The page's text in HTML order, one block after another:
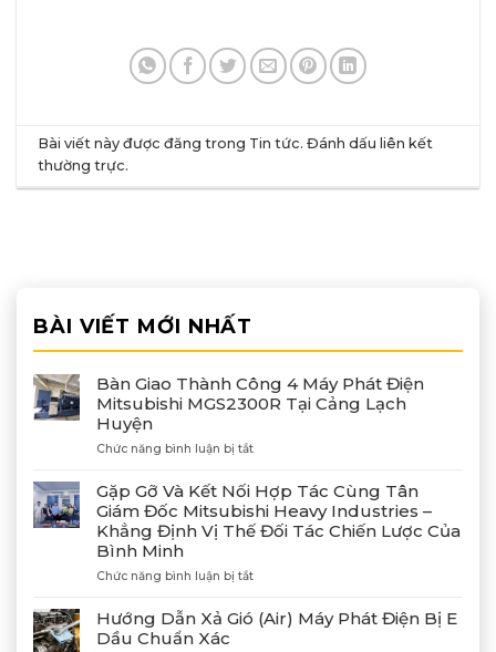
Bài viết này được đăng trong Tin tức. Đánh dấu liên kết
thường trực.
BÀI VIẾT MỚI NHẤT
Bàn Giao Thành Công 4 Máy Phát Điện
Mitsubishi MGS2300R Tại Cảng Lạch
Huyện
Chức năng bình luận bị tắtở
Giao
Thành
Công
4
Phát
MGS2300R
Gặp Gỡ Và Kết Nối Hợp Tác Cùng Tân
Giám Đốc Mitsubishi Heavy Industries –
Khẳng Định Vị Thế Đối Tác Chiến Lược Của
Bình Minh
Chức năng bình luận bị tắtở
Gỡ
Và
Hướng Dẫn Xả Gió (Air) Máy Phát Điện Bị E
Dầu Chuẩn Xác